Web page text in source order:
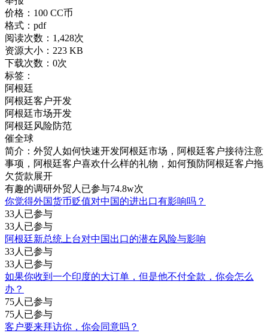
价格：100 CC币
格式：pdf
阅读次数：1,428次
资源大小：223 KB
下载次数：0次
标签：
阿根廷
阿根廷客户开发
阿根廷市场开发
阿根廷风险防范
催全球
简介：外贸人如何快速开发阿根廷市场，阿根廷客户接待注意
事项，阿根廷客户喜欢什么样的礼物，如何预防阿根廷客户拖
欠货款展开
有趣的调研外贸人已参与74.8w次
你觉得外国货币贬值对中国的进出口有影响吗？
33人已参与
33人已参与
阿根廷新总统上台对中国出口的潜在风险与影响
33人已参与
33人已参与
如果你收到一个印度的大订单，但是他不付全款，你会怎么
办？
75人已参与
75人已参与
客户要来拜访你，你会同意吗？